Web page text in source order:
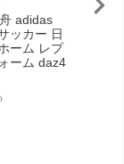
adidas
ッカー 日
ーム レプ
ーム daz4